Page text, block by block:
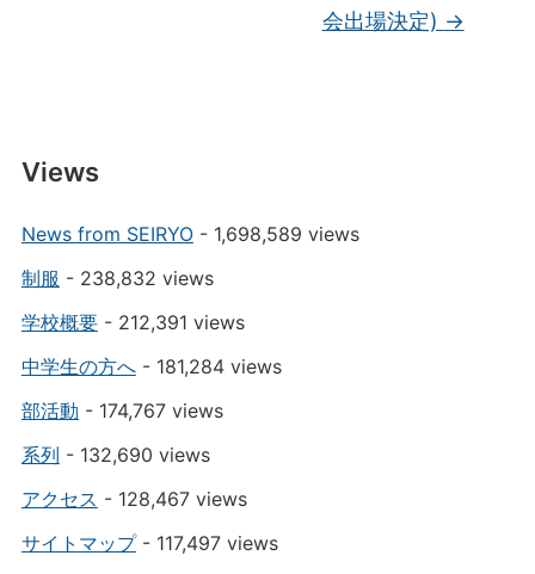
会出場決定) →
Views
News from SEIRYO- 1,698,589 views
制服 - 238,832 views
学校概要- 212,391 views
中学生の方へ- 181,284 views
部活動 - 174,767 views
系列 - 132,690 views
アクセス - 128,467 views
サイトマップ- 117,497 views